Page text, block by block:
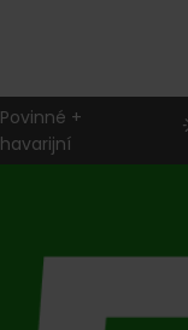
Povinné +
havarijní